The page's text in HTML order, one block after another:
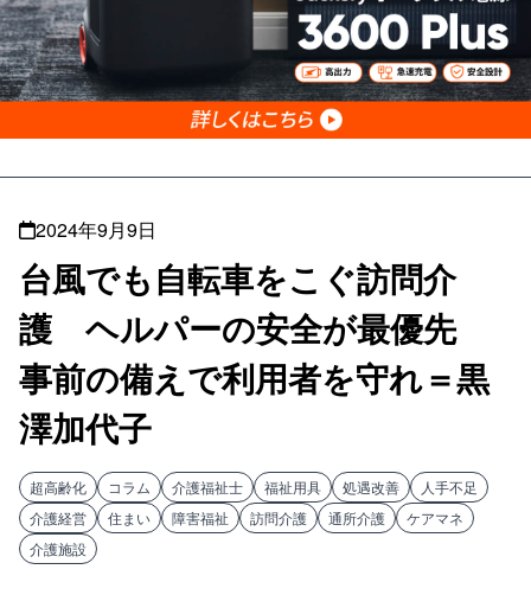
2024年9月9日
台風でも自転車をこぐ訪問介
護 ヘルパーの安全が最優先
事前の備えで利用者を守れ＝黒
澤加代子
超高齢化 コラム 介護福祉士 福祉用具 処遇改善
人手不足
介護経営
住まい 障害福祉 訪問介護 通所介護
ケアマネ
介護施設